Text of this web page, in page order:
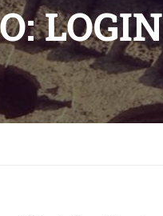
LOGIN